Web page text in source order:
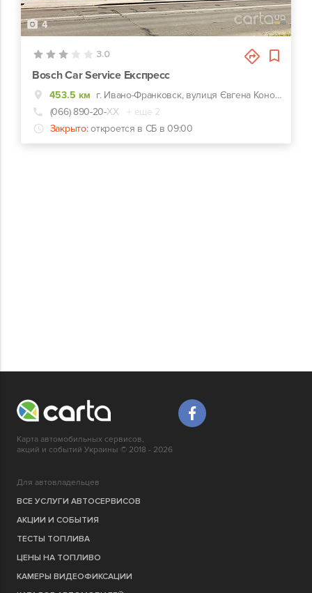
4
3.0
Bosch Car Service Експресс
453.5 км
г. Ивано-Франковск, вулиця Євгена Коновальця, 318к
(066) 890-20-ХХ
+ еще 2
Закрыто: откроется в СБ в 09:00
Карта автомобильных сервисов,
акций и событий Украины © 2018 - 2026
Для автовладельцев
ВСЕ УСЛУГИ АВТОСЕРВИСОВ
АКЦИИ И СОБЫТИЯ
ТЕСТЫ ТОПЛИВА
ЦЕНЫ НА ТОПЛИВО
КАМЕРЫ ВИДЕОФИКСАЦИИ